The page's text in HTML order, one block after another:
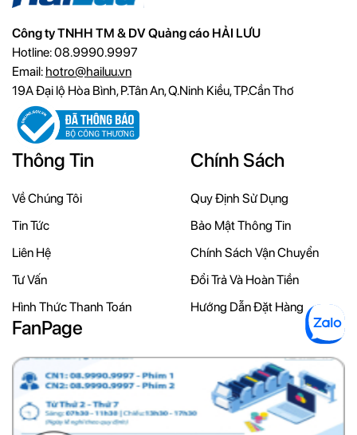
Công ty TNHH TM & DV Quảng cáo HẢI LƯU
Hotline: 08.9990.9997
Email: hotro@hailuu.vn
19A Đại lộ Hòa Bình, P.Tân An, Q.Ninh Kiều, TP.Cần Thơ
Thông Tin
Về Chúng Tôi
Tin Tức
Liên Hệ
Tư Vấn
Hình Thức Thanh Toán
Chính Sách
Quy Định Sử Dụng
Bảo Mật Thông Tin
Chính Sách Vận Chuyển
Đổi Trả Và Hoàn Tiền
Hướng Dẫn Đặt Hàng
FanPage